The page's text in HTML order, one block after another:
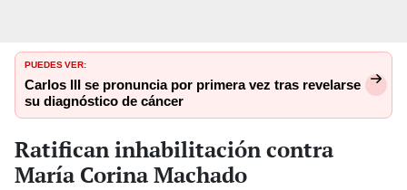
PUEDES VER:
Carlos III se pronuncia por primera vez tras revelarse
su diagnóstico de cáncer
Ratifican inhabilitación contra
María Corina Machado